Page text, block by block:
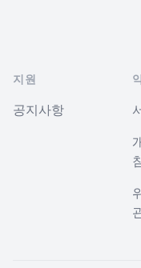
지원
공지사항